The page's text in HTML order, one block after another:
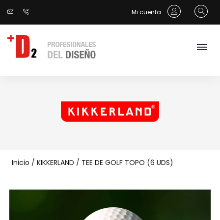
Mi cuenta
Inicio / KIKKERLAND / TEE DE GOLF TOPO (6 UDS)